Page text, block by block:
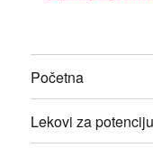
Početna
Lekovi za potenciju